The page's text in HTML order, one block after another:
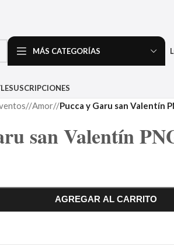
MÁS CATEGORÍAS
SUSCRIPCIONES
/ Amor/ Pucca y Garu san Valentín
san Valentín
AGREGAR AL CARRITO